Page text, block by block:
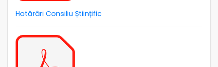
Hotărâri Consiliu Științific